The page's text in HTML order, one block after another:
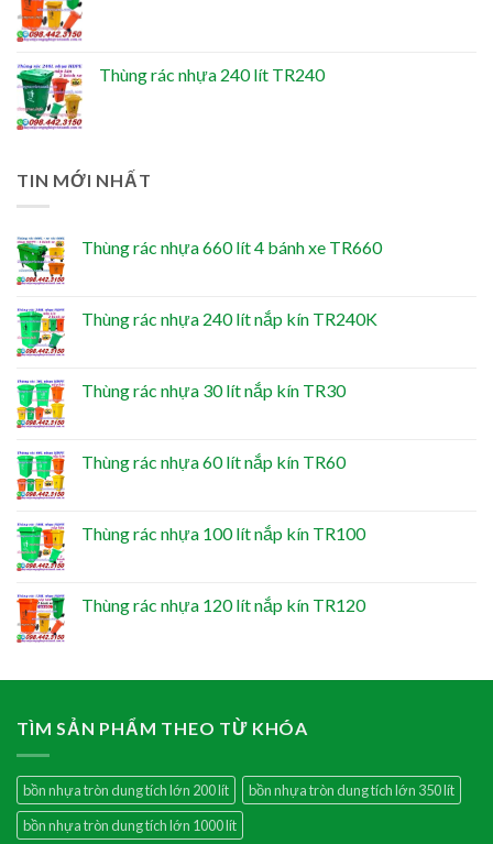
Thùng rác nhựa 240 lít TR240
TIN MỚI NHẤT
Thùng rác nhựa 660 lít 4 bánh xe TR660
Thùng rác nhựa 240 lít nắp kín TR240K
Thùng rác nhựa 30 lít nắp kín TR30
Thùng rác nhựa 60 lít nắp kín TR60
Thùng rác nhựa 100 lít nắp kín TR100
Thùng rác nhựa 120 lít nắp kín TR120
TÌM SẢN PHẨM THEO TỪ KHÓA
bồn nhựa tròn dung tích lớn 200 lít
bồn nhựa tròn dung tích lớn 350 lít
bồn nhựa tròn dung tích lớn 1000 lít